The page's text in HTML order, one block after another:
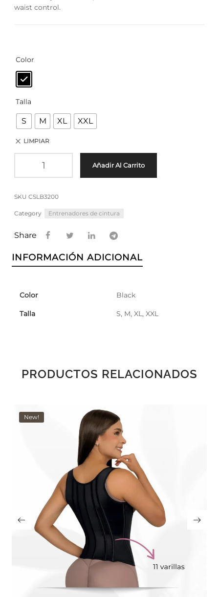
waist control.
Color
Talla
S M XL XXL
LIMPIAR
Añadir Al Carrito
SKU CSLB3200
Category Entrenadores de cintura
Share
INFORMACIÓN ADICIONAL
Color Black
Talla S, M, XL, XXL
PRODUCTOS RELACIONADOS
New!